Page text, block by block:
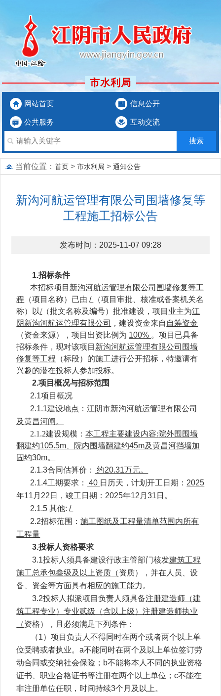
市水利局
网站首页 信息公开
公共服务 互动交流
当前位置： 首页 > 市水利局 > 通知公告
新沟河航运管理有限公司围墙修复等
工程施工招标公告
发布时间：2025-11-07 09:28
1.招标条件
本招标项目 新沟河航运管理有限公司围墙修复等工
程 （项目名称）已由 /
（项目审批、核准或备案机关名
称）以/（批文名称及编号）批准建设，项目业主为江
阴新沟河航运管理有限公司
，建设资金来自 自筹资金
（资金来源），项目出资比例为 100% 。项目已具备
招标条件，现对该项目 新沟河航运管理有限公司围墙
修复等工程 （标段）的施工进行公开招标，特邀请有
兴趣的潜在投标人参加投标。
2.项目概况与招标范围
2.1项目概况
2.1.1建设地点：江阴市新沟河航运管理有限公司
及黄昌河闸。
2.1.2建设规模：本工程主要建设内容:院外围围墙
翻建约105.5m 、院内围墙翻建约45m及黄昌河挡墙加
固约30m。
2.1.3合同估算价：
约20.31万元。
2.1.4工期要求： 40 日历天，计划开工日期： 2025
年11月22日
，竣工日期： 2025年12月31日。
2.1.5其他:/
2.2招标范围：施工图纸及工程量清单范围内所有
工程量
3.投标人资格要求
3.1投标人须具备建设行政主管部门核发建筑工程
施工总承包叁级及以上资质 （资质），并在人员、设
备、资金等方面具有相应的施工能力。
3.2投标人拟派项目负责人须具备注册建造师（建
筑工程专业）专业贰级（含以上级）注册建造师执业
（资格），且必须满足下列条件：
（1）项目负责人不得同时在两个或者两个以上单
位受聘或者执业。a不能同时在两个及以上单位签订劳
动合同或交纳社会保险；b不能将本人不同的执业资格
证书、职业合格证书等注册在两个以上单位；c不能在
非注册单位任职，时间持续3个月及以上。